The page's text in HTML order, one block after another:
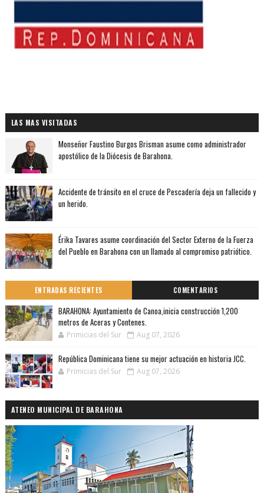
LAS MAS VISITADAS
Monseñor Faustino Burgos Brisman asume como administrador
apostólico de la Diócesis de Barahona.
Accidente de tránsito en el cruce de Pescadería deja un fallecido y
un herido.
Érika Tavares asume coordinación del Sector Externo de la Fuerza
del Pueblo en Barahona con un llamado al compromiso patriótico.
ENTRADAS RECIENTES COMENTARIOS
BARAHONA: Ayuntamiento de Canoa,inicia construcción 1,200
metros de Aceras y Contenes.
Primicias del Sur Aug 07, 2026
República Dominicana tiene su mejor actuación en historia JCC.
Primicias del Sur Aug 07, 2026
ATENEO MUNICIPAL DE BARAHONA